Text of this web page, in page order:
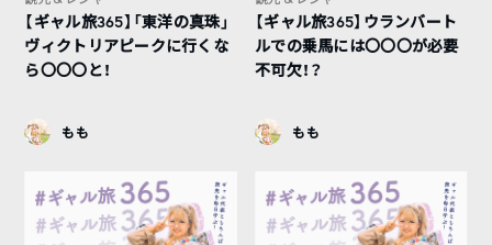
【ギャル旅365】「東洋の真珠」
ヴィクトリアピークに行くな
ら〇〇〇と！
もも
【ギャル旅365】ウランバート
ルでの乗馬には〇〇〇が必要
不可欠！？
もも